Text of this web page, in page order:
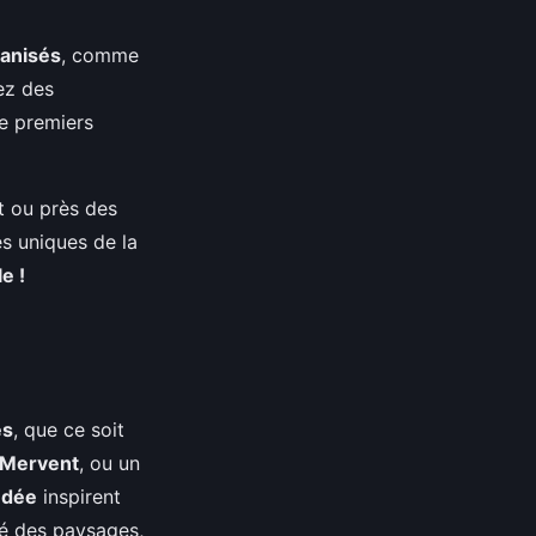
, comme
des
premiers
ou près des
uniques de la
!
, que ce soit
, ou un
inspirent
des paysages,